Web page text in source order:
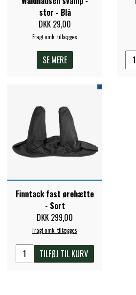
WAHLSTEN
WALDHAUSEN
stor - Blå
DKK 29,00
Fragt omk. tillægges
SE MERE
Finntack fast ørehætte
- Sort
DKK 299,00
Fragt omk. tillægges
TILFØJ TIL KURV